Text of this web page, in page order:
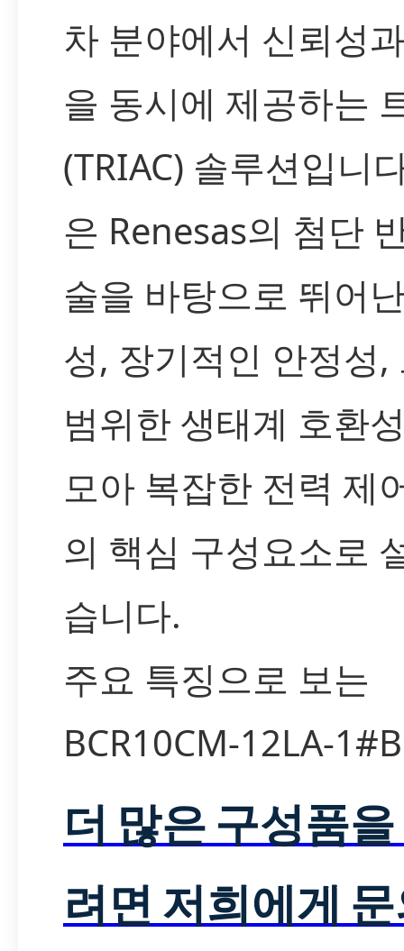
차 분야에서 신뢰성
을 동시에 제공하는
(TRIAC) 솔루션입니
은 Renesas의 첨단
술을 바탕으로 뛰어
성, 장기적인 안정성,
범위한 생태계 호환
모아 복잡한 전력 제
의 핵심 구성요소로
습니다.
주요 특징으로 보는
BCR10CM-12LA-
더 많은 구성품
려면 저희에게